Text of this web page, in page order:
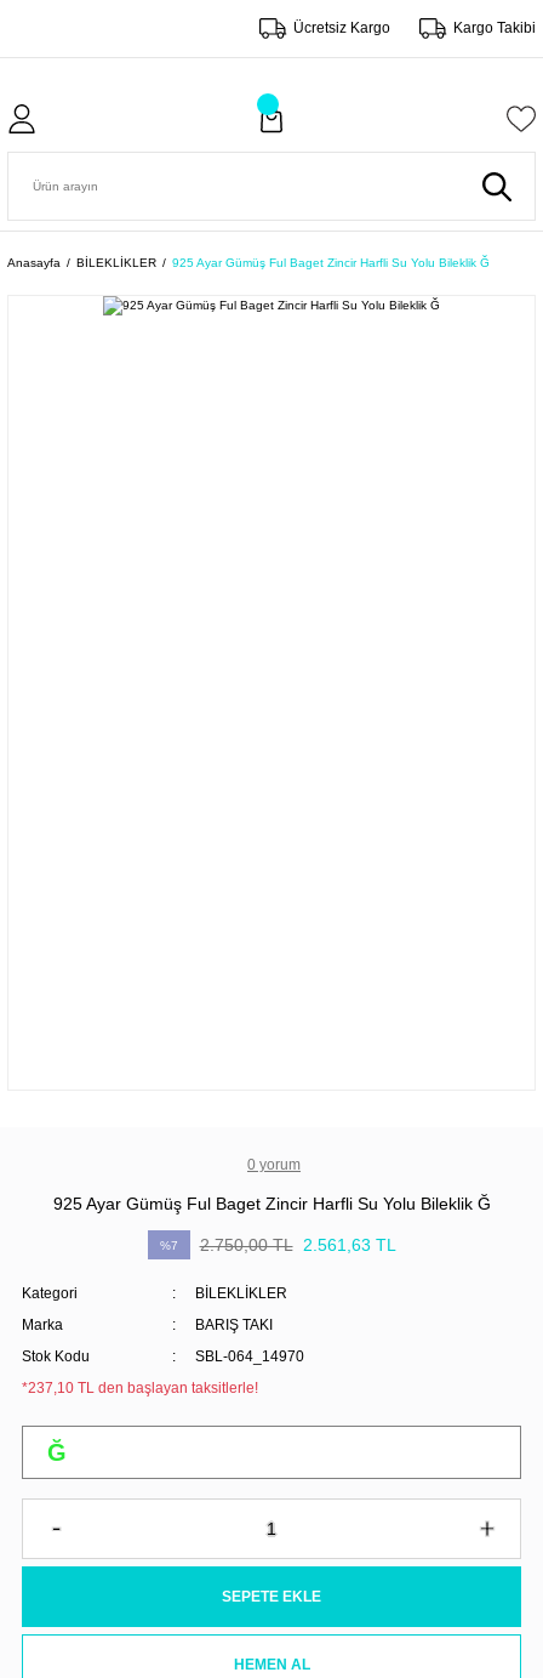
Ücretsiz Kargo Kargo Takibi
Anasayfa BİLEKLİKLER 925 Ayar Gümüş Ful Baget Zincir Harfli Su Yolu Bileklik Ğ
0 yorum
925 Ayar Gümüş Ful Baget Zincir Harfli Su Yolu Bileklik Ğ
%7 2.750,00 TL 2.561,63 TL
Kategori
BİLEKLİKLER
Marka
BARIŞ TAKI
Stok Kodu
SBL-064_14970
*237,10 TL den başlayan taksitlerle!
SEPETE EKLE
HEMEN AL